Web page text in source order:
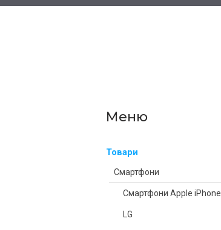
Товари
Смартфони
Смартфони Apple iPhone
LG